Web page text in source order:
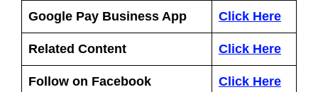
Google Pay Business App Click Here
Related Content Click Here
Follow on Facebook Click Here